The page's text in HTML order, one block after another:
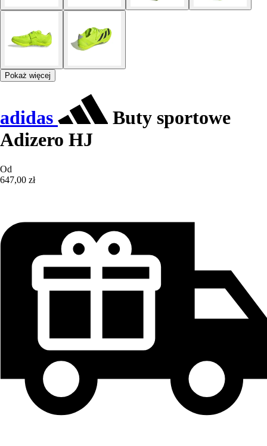
Pokaż więcej
adidas
Buty sportowe
Adizero HJ
Od
647,00 zł